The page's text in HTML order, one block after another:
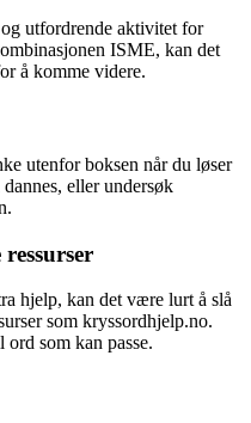
utfordrende aktivitet for
ISME, kan det
å komme videre.
utenfor boksen når du løser
eller undersøk
hjelp, kan det være lurt å slå
som kryssordhjelp.no.
som kan passe.